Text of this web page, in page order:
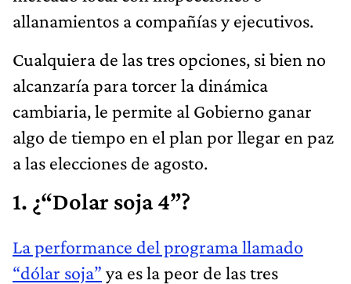
allanamientos a compañías y ejecutivos.
Cualquiera de las tres opciones, si bien no
alcanzaría para torcer la dinámica
cambiaria, le permite al Gobierno ganar
algo de tiempo en el plan por llegar en paz
a las elecciones de agosto.
1. ¿“Dolar soja 4”?
La performance del programa llamado
“dólar soja” ya es la peor de las tres